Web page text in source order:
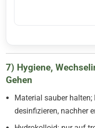
7) Hygiene,
Gehen
Material sauber halten;
desinfizieren, nachher